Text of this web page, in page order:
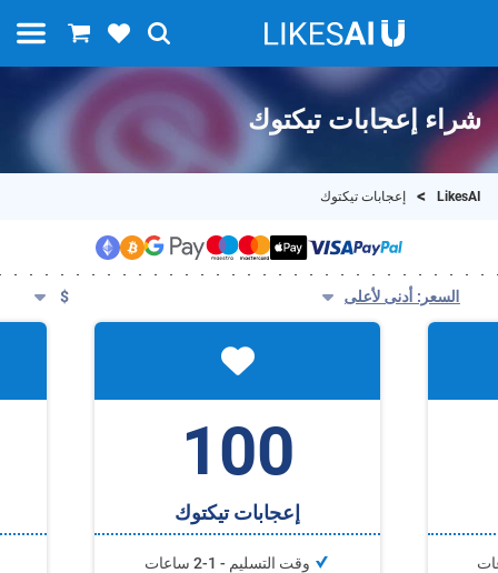
شراء إعجابات تيكتوك
LikesAI إعجابات تيكتوك
السعر: أدنى لأعلى $
100
إعجابات تيكتوك
وقت التسليم - 1-2 ساعات